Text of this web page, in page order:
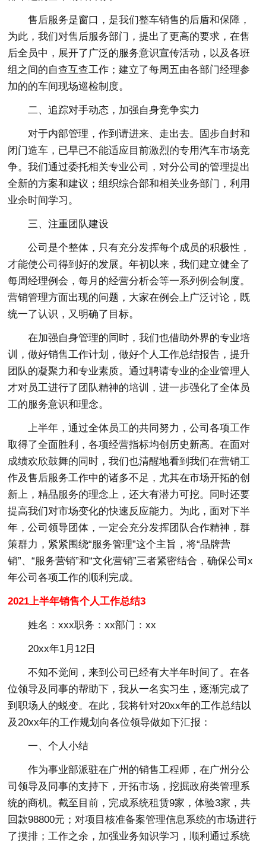
售后服务是窗口，是我们整车销售的后盾和保障，
为此，我们对售后服务部门，提出了更高的要求，在售
后全员中，展开了广泛的服务意识宣传活动，以及各班
组之间的自查互查工作；建立了每周五由各部门经理参
加的的车间现场巡检制度。
二、追踪对手动态，加强自身竞争实力
对于内部管理，作到请进来、走出去。固步自封和
闭门造车，已早已不能适应目前激烈的专用汽车市场竞
争。我们通过委托相关专业公司，对分公司的管理提出
全新的方案和建议；组织综合部和相关业务部门，利用
业余时间学习。
三、注重团队建设
公司是个整体，只有充分发挥每个成员的积极性，
才能使公司得到好的发展。年初以来，我们建立健全了
每周经理例会，每月的经营分析会等一系列例会制度。
营销管理方面出现的问题，大家在例会上广泛讨论，既
统一了认识，又明确了目标。
在加强自身管理的同时，我们也借助外界的专业培
训，做好销售工作计划，做好个人工作总结报告，提升
团队的凝聚力和专业素质。通过聘请专业的企业管理人
才对员工进行了团队精神的培训，进一步强化了全体员
工的服务意识和理念。
上半年，通过全体员工的共同努力，公司各项工作
取得了全面胜利，各项经营指标均创历史新高。在面对
成绩欢欣鼓舞的同时，我们也清醒地看到我们在营销工
作及售后服务工作中的诸多不足，尤其在市场开拓的创
新上，精品服务的理念上，还大有潜力可挖。同时还要
提高我们对市场变化的快速反应能力。为此，面对下半
年，公司领导团体，一定会充分发挥团队合作精神，群
策群力，紧紧围绕“服务管理”这个主旨，将“品牌营
销”、“服务营销”和“文化营销”三者紧密结合，确保公司x
年公司各项工作的顺利完成。
2021上半年销售个人工作总结3
姓名：xxx职务：xx部门：xx
20xx年1月12日
不知不觉间，来到公司已经有大半年时间了。在各
位领导及同事的帮助下，我从一名实习生，逐渐完成了
到职场人的蜕变。在此，我将针对20xx年的工作总结以
及20xx年的工作规划向各位领导做如下汇报：
一、个人小结
作为事业部派驻在广州的销售工程师，在广州分公
司领导及同事的支持下，开拓市场，挖掘政府类管理系
统的商机。截至目前，完成系统租赁9家，体验3家，共
回款98800元；对项目核准备案管理信息系统的市场进行
了摸排；工作之余，加强业务知识学习，顺利通过系统